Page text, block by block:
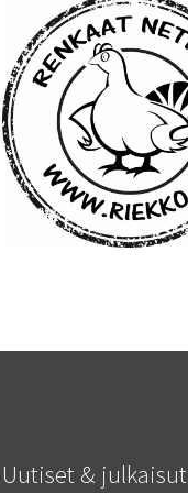
Uutiset & julkaisut